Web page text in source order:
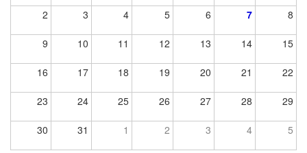
2 3 4 5 6 7 8
9 10 11 12 13 14 15
16 17 18 19 20 21 22
23 24 25 26 27 28 29
30 31 1 2 3 4 5